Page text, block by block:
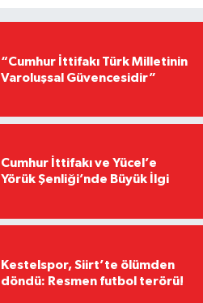
“Cumhur İttifakı Türk Milletinin
Varoluşsal Güvencesidir”
Cumhur İttifakı ve Yücel’e
Yörük Şenliği’nde Büyük İlgi
Kestelspor, Siirt’te ölümden
döndü: Resmen futbol terörü!